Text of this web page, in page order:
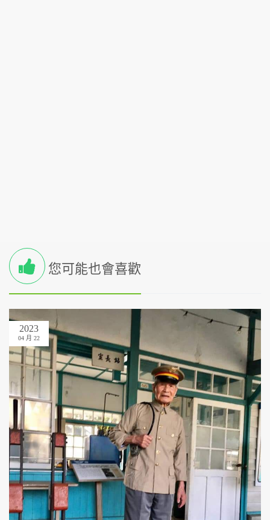
您可能也會喜歡
2023
04 月 22